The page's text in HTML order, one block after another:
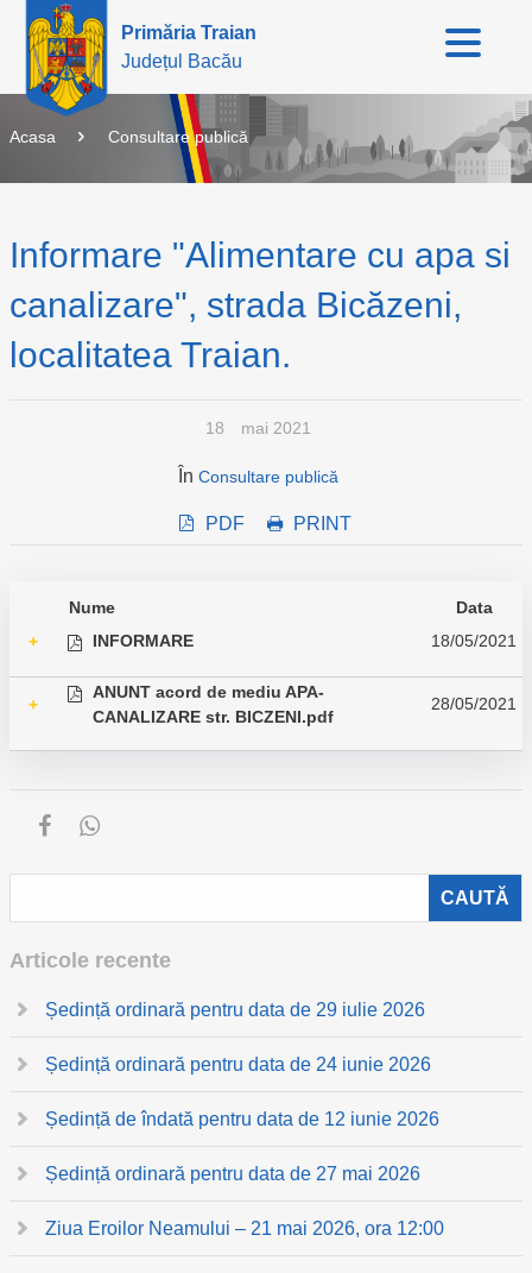
Primăria Traian
Județul Bacău
Acasa Consultare publică
Informare "Alimentare cu apa si
canalizare", strada Bicăzeni,
localitatea Traian.
18 mai 2021
În Consultare publică
PDF PRINT
Nume
Data
+
INFORMARE 18/05/2021
+
ANUNT acord de mediu APA-
CANALIZARE str. BICZENI.pdf
28/05/2021
Articole recente
Ședință ordinară pentru data de 29 iulie 2026
Ședință ordinară pentru data de 24 iunie 2026
Ședință de îndată pentru data de 12 iunie 2026
Ședință ordinară pentru data de 27 mai 2026
Ziua Eroilor Neamului – 21 mai 2026, ora 12:00